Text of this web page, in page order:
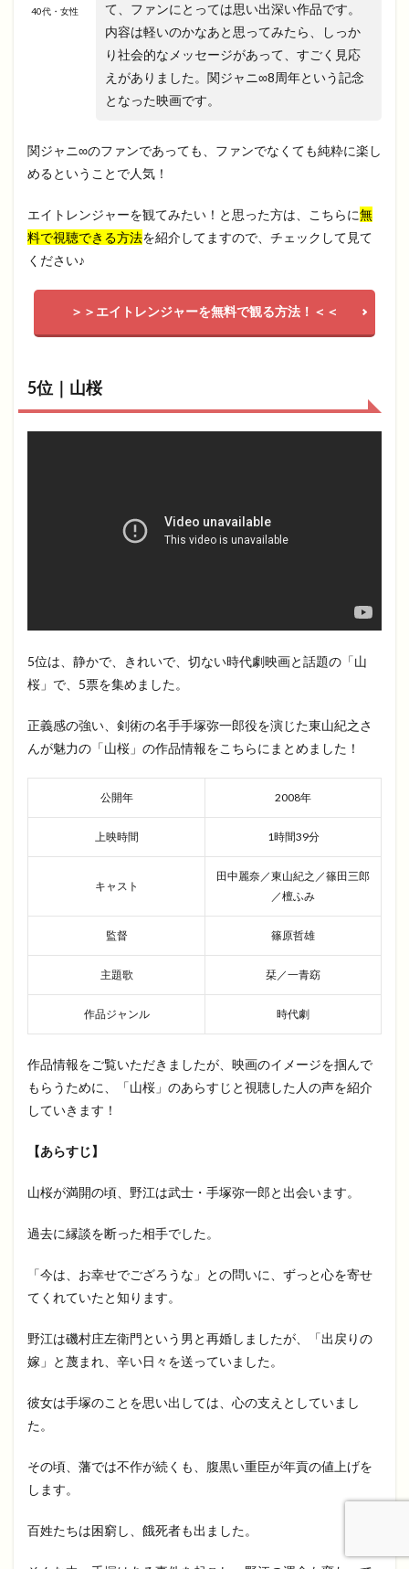
40代・女性
て、ファンにとっては思い出深い作品です。
内容は軽いのかなあと思ってみたら、しっか
り社会的なメッセージがあって、すごく見応
えがありました。関ジャニ∞8周年という記念
となった映画です。
関ジャニ∞のファンであっても、ファンでなくても純粋に楽し
めるということで人気！
エイトレンジャーを観てみたい！と思った方は、こちらに無
料で視聴できる方法を紹介してますので、チェックして見て
ください♪
＞＞エイトレンジャーを無料で観る方法！＜＜
5位｜山桜
5位は、静かで、きれいで、切ない時代劇映画と話題の「山
桜」で、5票を集めました。
正義感の強い、剣術の名手手塚弥一郎役を演じた東山紀之さ
んが魅力の「山桜」の作品情報をこちらにまとめました！
公開年 2008年
上映時間 1時間39分
キャスト
田中麗奈／東山紀之／篠田三郎
／檀ふみ
監督 篠原哲雄
主題歌 栞／一青窈
作品ジャンル 時代劇
作品情報をご覧いただきましたが、映画のイメージを掴んで
もらうために、「山桜」のあらすじと視聴した人の声を紹介
していきます！
【あらすじ】
山桜が満開の頃、野江は武士・手塚弥一郎と出会います。
過去に縁談を断った相手でした。
「今は、お幸せでござろうな」との問いに、ずっと心を寄せ
てくれていたと知ります。
野江は磯村庄左衛門という男と再婚しましたが、「出戻りの
嫁」と蔑まれ、辛い日々を送っていました。
彼女は手塚のことを思い出しては、心の支えとしていまし
た。
その頃、藩では不作が続くも、腹黒い重臣が年貢の値上げを
します。
百姓たちは困窮し、餓死者も出ました。